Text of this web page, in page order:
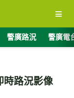
≡
警廣路況 警廣電
時路況影像